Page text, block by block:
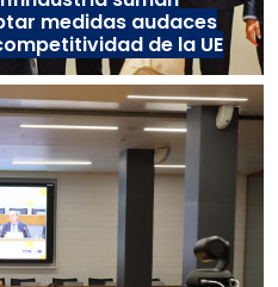
medidas audaces
de la UE